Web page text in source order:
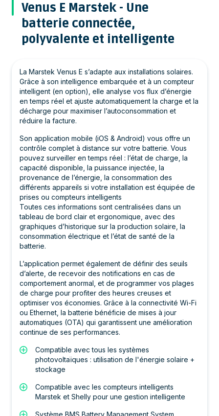
Venus E Marstek - Une
batterie connectée,
polyvalente et intelligente
La Marstek Venus E s’adapte aux installations solaires.
Grâce à son intelligence embarquée et à un compteur
intelligent (en option), elle analyse vos flux d’énergie
en temps réel et ajuste automatiquement la charge et la
décharge pour maximiser l’autoconsommation et
réduire la facture.
Son application mobile (iOS & Android) vous offre un
contrôle complet à distance sur votre batterie. Vous
pouvez surveiller en temps réel : l’état de charge, la
capacité disponible, la puissance injectée, la
provenance de l’énergie, la consommation des
différents appareils si votre installation est équipée de
prises ou compteurs intelligents
Toutes ces informations sont centralisées dans un
tableau de bord clair et ergonomique, avec des
graphiques d’historique sur la production solaire, la
consommation électrique et l’état de santé de la
batterie.
L’application permet également de définir des seuils
d’alerte, de recevoir des notifications en cas de
comportement anormal, et de programmer vos plages
de charge pour profiter des heures creuses et
optimiser vos économies. Grâce à la connectivité Wi-Fi
ou Ethernet, la batterie bénéficie de mises à jour
automatiques (OTA) qui garantissent une amélioration
continue de ses performances.
Compatible avec tous les systèmes
photovoltaïques : utilisation de l'énergie solaire +
stockage
Compatible avec les compteurs intelligents
Marstek et Shelly pour une gestion intelligente
Système BMS Battery Management System